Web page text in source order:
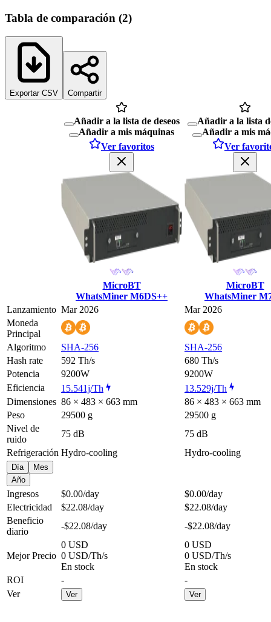
Tabla de comparación (2)
Exportar CSV Compartir
Añadir a la lista de deseos
Añadir a mis máquinas
Ver favoritos
MicroBT
WhatsMiner M6DS++
Añadir a la lista
Añadir a mis
Ver
MicroBT
WhatsMiner
Lanzamiento Mar 2026
Mar 2026
Moneda
Principal
Algoritmo
SHA-256
SHA-256
Hash rate
592 Th/s
680 Th/s
Potencia
9200W
9200W
Eficiencia
15.541j/Th
13.529j/Th
Dimensiones 86 × 483 × 663 mm
86 × 483 × 663 mm
Peso
29500 g
29500 g
Nivel de
ruido
75 dB
75 dB
Refrigeración Hydro-cooling Hydro-cooling
Día
Mes
Año
Ingresos $0.00/day $0.00/day
Electricidad
$22.08/day $22.08/day
Beneficio
diario
-$22.08/day -$22.08/day
Mejor Precio
0 USD
0 USD/Th/s
En stock
0 USD
0 USD/Th/s
En stock
ROI
-
-
Ver
Ver Ver